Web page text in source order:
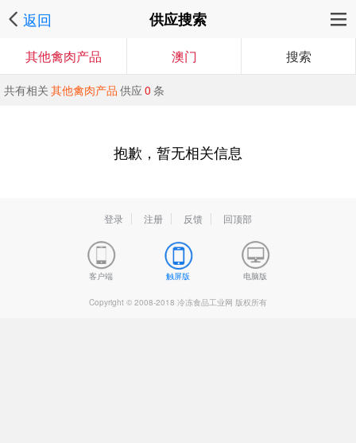
返回 供应搜索
其他禽肉产品 澳门 搜索
共有相关 其他禽肉产品 供应 0 条
抱歉，暂无相关信息
登录 注册 反馈 回顶部
客户端 触屏版 电脑版
Copyright © 2008-2018 冷冻食品工业网 版权所有